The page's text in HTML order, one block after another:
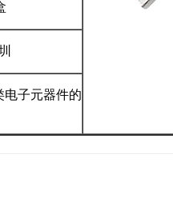
电子元器件的